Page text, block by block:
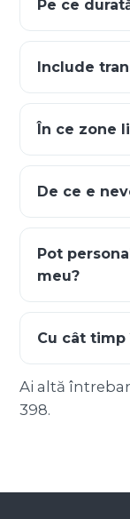
Pe ce
Include
În ce zone
De ce e
Pot
meu?
Cu cât
Ai altă
398.